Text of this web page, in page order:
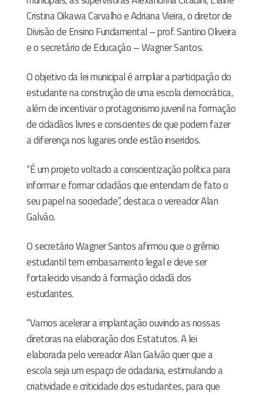
Cristina Oikawa Carvalho e Adriana Vieira, o diretor de
Divisão de Ensino Fundamental – prof. Santino Oliveira
e o secretário de Educação – Wagner Santos.
O objetivo da lei municipal é ampliar a participação do
estudante na construção de uma escola democrática,
além de incentivar o protagonismo juvenil na formação
de cidadãos livres e conscientes de que podem fazer
a diferença nos lugares onde estão inseridos.
“É um projeto voltado a conscientização política para
informar e formar cidadãos que entendam de fato o
seu papel na sociedade”, destaca o vereador Alan
Galvão.
O secretário Wagner Santos afirmou que o grêmio
estudantil tem embasamento legal e deve ser
fortalecido visando à formação cidadã dos
estudantes.
“Vamos acelerar a implantação ouvindo as nossas
diretoras na elaboração dos Estatutos. A lei
elaborada pelo vereador Alan Galvão quer que a
escola seja um espaço de cidadania, estimulando a
criatividade e criticidade dos estudantes, para que